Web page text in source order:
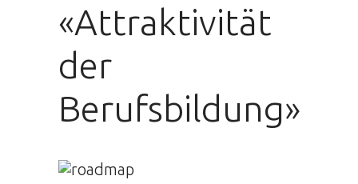
«Attraktivität
der
Berufsbildung»